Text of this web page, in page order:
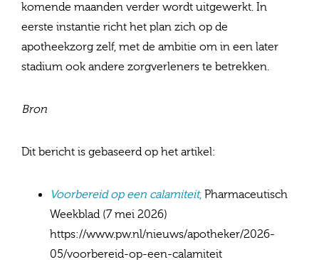
komende maanden verder wordt uitgewerkt. In
eerste instantie richt het plan zich op de
apotheekzorg zelf, met de ambitie om in een later
stadium ook andere zorgverleners te betrekken.
Bron
Dit bericht is gebaseerd op het artikel:
Voorbereid op een calamiteit, Pharmaceutisch
Weekblad (7 mei 2026)
https://www.pw.nl/nieuws/apotheker/2026-
05/voorbereid-op-een-calamiteit